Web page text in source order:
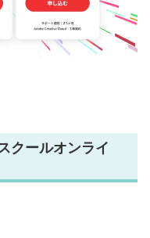
クールオンライ